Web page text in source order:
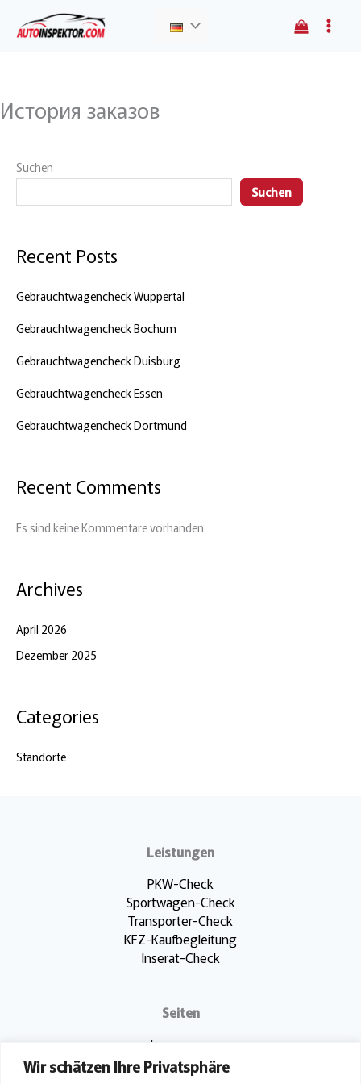
Wir schätzen Ihre Privatsphäre
Inhalt
Menü
Main
История заказов
Suchen
Suchen
Recent Posts
Gebrauchtwagencheck Wuppertal
Gebrauchtwagencheck Bochum
Gebrauchtwagencheck Duisburg
Gebrauchtwagencheck Essen
Gebrauchtwagencheck Dortmund
Recent Comments
Es sind keine Kommentare vorhanden.
Archives
April 2026
Dezember 2025
Categories
Standorte
Leistungen
PKW-Check
Sportwagen-Check
Transporter-Check
KFZ-Kaufbegleitung
Inserat-Check
Seiten
Impressum
Datenschutz